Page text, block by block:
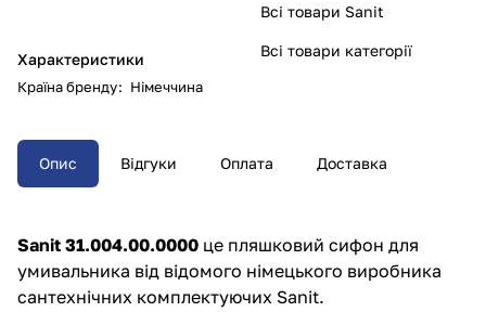
Характеристики
Країна бренду: Німеччина
Всі товари Sanit
Всі товари категорії
Опис Відгуки Оплата Доставка
Sanit 31.004.00.0000 це пляшковий сифон для
умивальника від відомого німецького виробника
сантехнічних комплектуючих Sanit.